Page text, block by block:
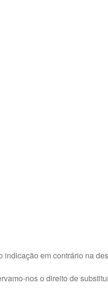
indicação em contrário na
nos o direito de